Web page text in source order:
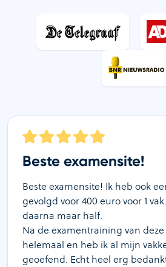
Beste examensite!
Beste examensite! Ik heb ook
gevolgd voor 400 euro voor 1
daarna maar half.
Na de examentraining van
helemaal en heb ik al mijn
geoefend. Echt heel erg